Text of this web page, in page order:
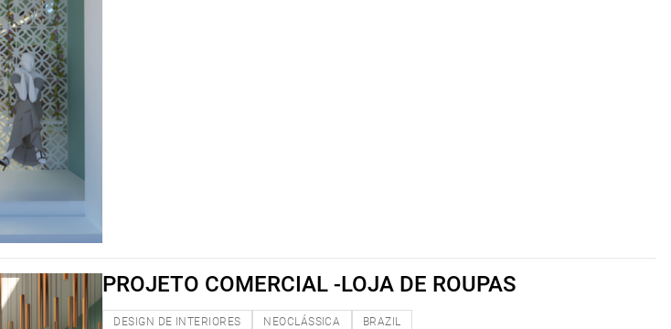
PROJETO COMERCIAL -LOJA DE ROUPAS
DESIGN DE INTERIORES NEOCLÁSSICA BRAZIL